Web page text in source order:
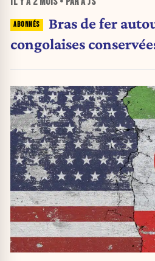
Bras de fer
congolaises